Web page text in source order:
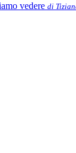
vedere di